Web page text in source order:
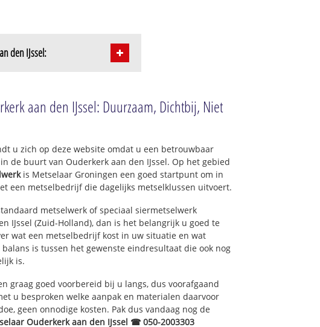
den IJssel:
aan den IJssel: Duurzaam, Dichtbij, Niet
u zich op deze website omdat u een betrouwbaar
de buurt van Ouderkerk aan den IJssel. Op het gebied
is Metselaar Groningen een goed startpunt om in
een metselbedrijf die dagelijks metselklussen uitvoert.
metselwerk of speciaal siermetselwerk
IJssel (Zuid-Holland), dan is het belangrijk u goed te
wat een metselbedrijf kost in uw situatie en wat
is tussen het gewenste eindresultaat die ook nog
is.
graag goed voorbereid bij u langs, dus voorafgaand
u besproken welke aanpak en materialen daarvoor
geen onnodige kosten. Pak dus vandaag nog de
Ouderkerk aan den IJssel ☎ 050-2003303